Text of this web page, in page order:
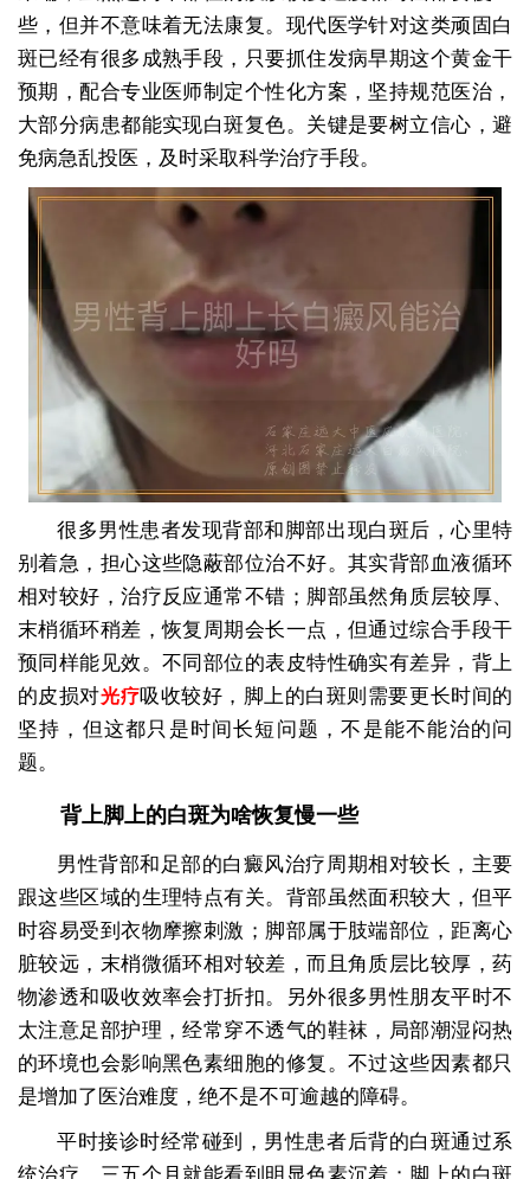
些，但并不意味着无法康复。现代医学针对这类顽固白
斑已经有很多成熟手段，只要抓住发病早期这个黄金干
预期，配合专业医师制定个性化方案，坚持规范医治，
大部分病患都能实现白斑复色。关键是要树立信心，避
免病急乱投医，及时采取科学治疗手段。
很多男性患者发现背部和脚部出现白斑后，心里特
别着急，担心这些隐蔽部位治不好。其实背部血液循环
相对较好，治疗反应通常不错；脚部虽然角质层较厚、
末梢循环稍差，恢复周期会长一点，但通过综合手段干
预同样能见效。不同部位的表皮特性确实有差异，背上
的皮损对光疗吸收较好，脚上的白斑则需要更长时间的
坚持，但这都只是时间长短问题，不是能不能治的问
题。
背上脚上的白斑为啥恢复慢一些
男性背部和足部的白癜风治疗周期相对较长，主要
跟这些区域的生理特点有关。背部虽然面积较大，但平
时容易受到衣物摩擦刺激；脚部属于肢端部位，距离心
脏较远，末梢微循环相对较差，而且角质层比较厚，药
物渗透和吸收效率会打折扣。另外很多男性朋友平时不
太注意足部护理，经常穿不透气的鞋袜，局部潮湿闷热
的环境也会影响黑色素细胞的修复。不过这些因素都只
是增加了医治难度，绝不是不可逾越的障碍。
平时接诊时经常碰到，男性患者后背的白斑通过系